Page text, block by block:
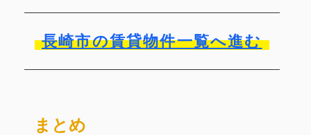
長崎市の賃貸物件一覧へ進む
まとめ